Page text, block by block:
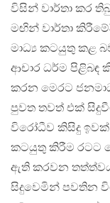
විසින් වාර්තා කර
මඟින් වාර්තා
මාධ්‍ය කටයුතු කළ
ආචාර ධර්ම පිළිබඳ
කරන මෙරට
පුවත තවත් එක්
විරෝධීව කිසිදු
කටයුතු කිරීම රටට
ඇති කරවන
සිදුවෙමින් පවතින